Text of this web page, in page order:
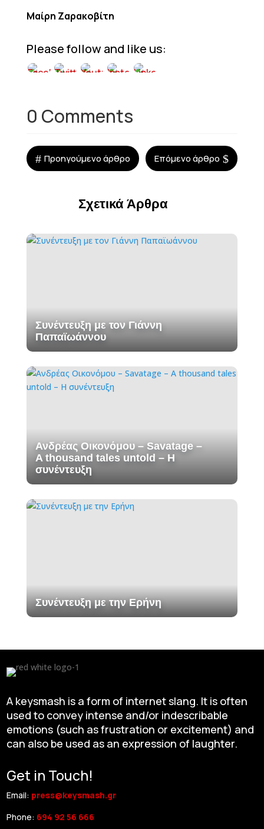
Μαίρη Ζαρακοβίτη
Please follow and like us:
0 Comments
# Προηγούμενο άρθρο Επόμενο άρθρο $
Σχετικά Άρθρα
Συνέντευξη με τον Γιάννη
Παπαϊωάννου
Ανδρέας Οικονόμου – Savatage –
A thousand tales untold – H
συνέντευξη
Συνέντευξη με την Ερήνη
A keysmash is a form of internet slang. It is often
used to convey intense and/or indescribable
emotions (such as frustration or excitement) and
can also be used as an expression of laughter.
Get in Touch!
Email: press@keysmash.gr
Phone: 694 92 56 666